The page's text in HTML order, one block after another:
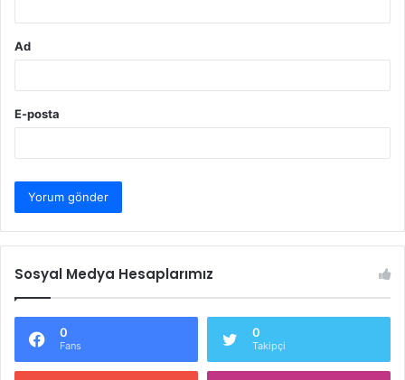
Ad
E-posta
Sosyal Medya Hesaplarımız
0
Fans
0
Takipçi